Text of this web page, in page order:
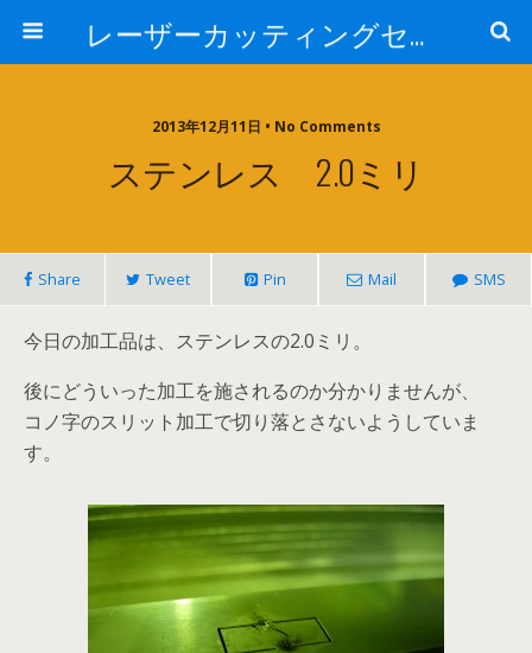
レーザーカッティングセンター 株式会社 中本鉄工所
2013年12月11日 • No Comments
ステンレス 2.0ミリ
Share Tweet Pin Mail SMS
今日の加工品は、ステンレスの2.0ミリ。
後にどういった加工を施されるのか分かりませんが、
コノ字のスリット加工で切り落とさないようしていま
す。